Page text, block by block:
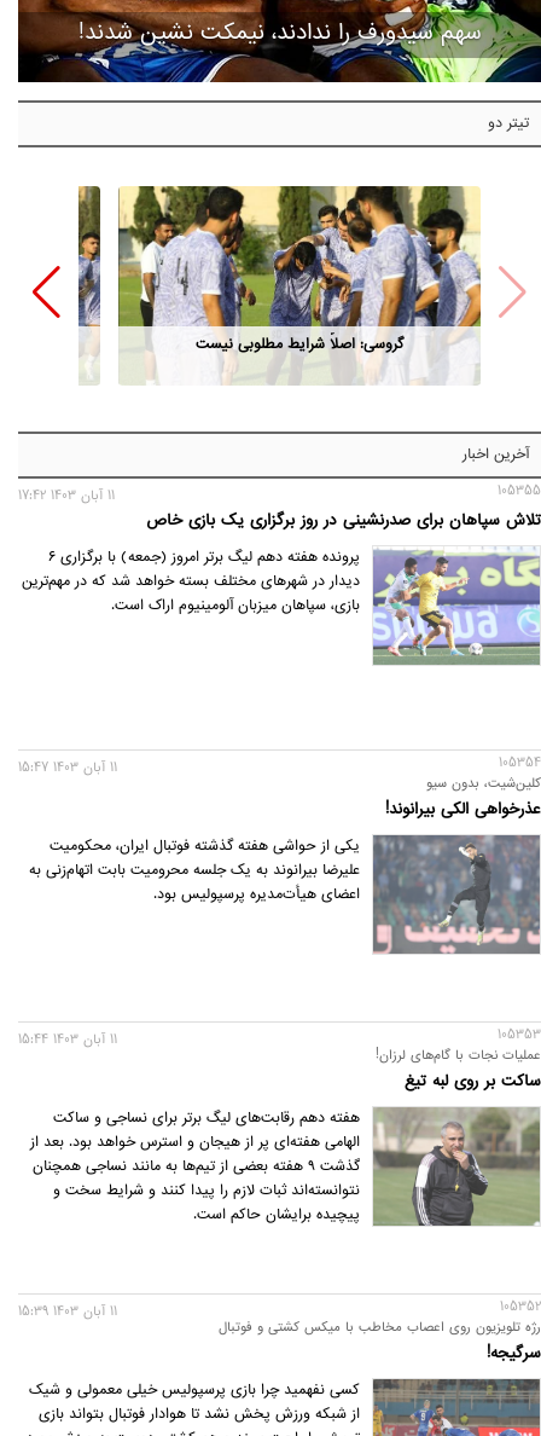
سهم سیدورف را ندادند، نیمکت نشین شدند!
تیتر دو
گروسی: اصلاً شرایط مطلوبی نیست
آخرین اخبار
105355
تلاش سپاهان برای صدرنشینی در روز برگزاری یک بازی خاص
11 آبان 1403 17:42
پرونده هفته دهم لیگ برتر امروز (جمعه) با برگزاری ۶
دیدار در شهرهای مختلف بسته خواهد شد که در مهم‌ترین
بازی، سپاهان میزبان آلومینیوم اراک است.
105354
کلین‌شیت، بدون سیو
عذرخواهی الکی بیرانوند!
11 آبان 1403 15:47
یکی از حواشی هفته گذشته فوتبال ایران، محکومیت
علیرضا بیرانوند به یک جلسه محرومیت بابت اتهام‌زنی به
اعضای هیأت‌مدیره پرسپولیس بود.
105353
عملیات نجات با گام‌های لرزان!
ساکت بر روی لبه تیغ
11 آبان 1403 15:44
هفته دهم رقابت‌های لیگ برتر برای نساجی و ساکت
الهامی هفته‌ای پر از هیجان و استرس خواهد بود. بعد از
گذشت ٩ هفته بعضی از تیم‌ها به مانند نساجی همچنان
نتوانسته‌اند ثبات لازم را پیدا کنند و شرایط سخت و
پیچیده برایشان حاکم است.
105352
رژه تلویزیون روی اعصاب مخاطب با میکس کشتی و فوتبال
سرگیجه!
11 آبان 1403 15:39
کسی نفهمید چرا بازی پرسپولیس خیلی معمولی و شیک
از شبکه ورزش پخش نشد تا هوادار فوتبال بتواند بازی